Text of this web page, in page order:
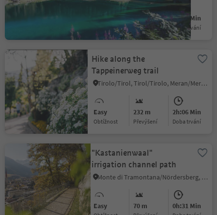
Easy
Obtížnost
21 m
Převýšení
0h:19 Min
doba trvání
Hike along the
Tappeinerweg trail
Tirolo/Tirol, Tirol/Tirolo, Meran/Merano and environs
Easy
Obtížnost
232 m
Převýšení
2h:06 Min
doba trvání
"Kastanienwaal"
irrigation channel path
Monte di Tramontana/Nördersberg, Schlanders/Silandro, Vinschgau/Val Venosta
Easy 70 m 0h:31 Min